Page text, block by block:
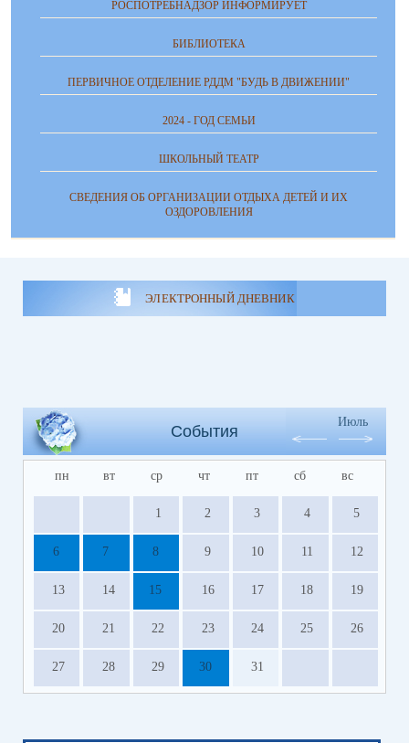
РОСПОТРЕБНАДЗОР ИНФОРМИРУЕТ
БИБЛИОТЕКА
ПЕРВИЧНОЕ ОТДЕЛЕНИЕ РДДМ "БУДЬ В ДВИЖЕНИИ"
2024 - ГОД СЕМЬИ
ШКОЛЬНЫЙ ТЕАТР
СВЕДЕНИЯ ОБ ОРГАНИЗАЦИИ ОТДЫХА ДЕТЕЙ И ИХ
ОЗДОРОВЛЕНИЯ
ЭЛЕКТРОННЫЙ ДНЕВНИК
События
Июль
пн вт ср чт пт сб вс
1 2 3 4 5
6 7 8 9 10 11 12
13 14 15 16 17 18 19
20 21 22 23 24 25 26
27 28 29 30 31